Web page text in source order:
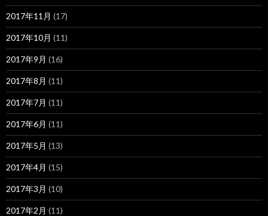
2017年11月 (17)
2017年10月 (11)
2017年9月 (16)
2017年8月 (11)
2017年7月 (11)
2017年6月 (11)
2017年5月 (13)
2017年4月 (15)
2017年3月 (10)
2017年2月 (11)